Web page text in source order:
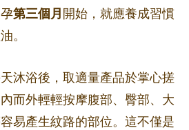
第三個月 開始，就應養成習慣
。
沐浴後，取適量產品於掌心搓
而外輕輕按摩腹部、臀部、大
易產生紋路的部位。這不僅是